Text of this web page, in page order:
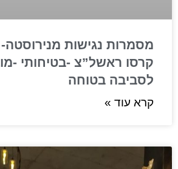
מסמרות נגישות
קרסו ראשל”צ -בטיחותי -
לסביבה בטוחה
קרא עוד »